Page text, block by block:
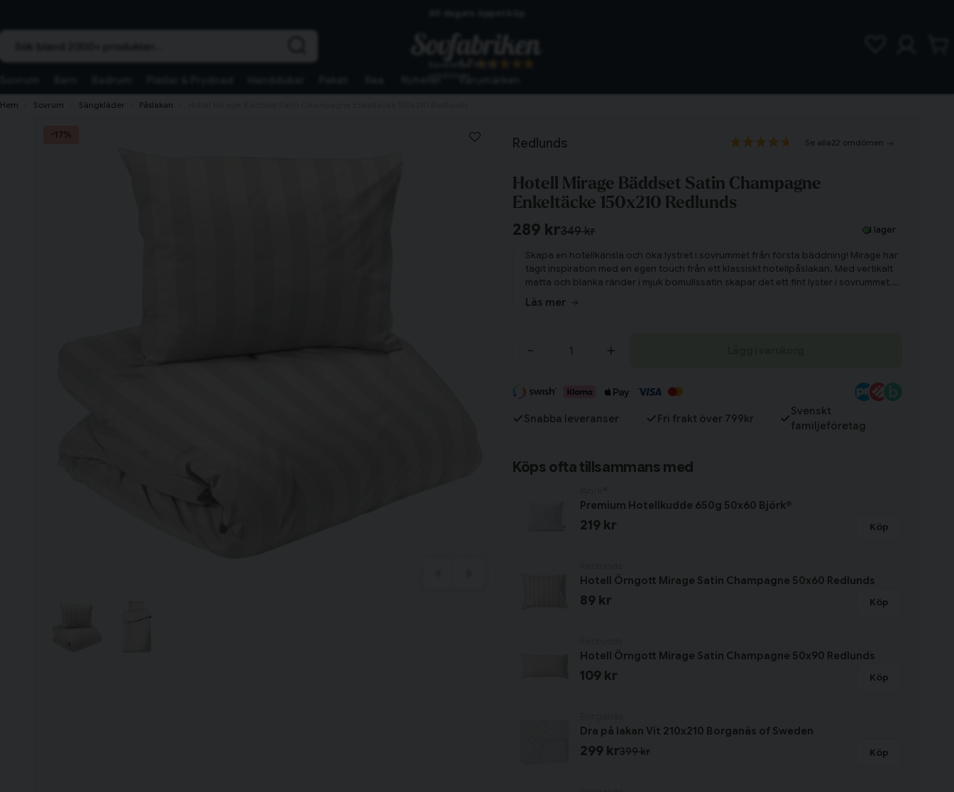
Hem Sovrum Sängkläder Påslakan
-17%
Redlunds 22 omdömen
Hotell Mirage Bäddset Satin Champagne
Enkeltäcke 150x210 Redlunds
349 kr
289 kr I lager
Skapa en hotellkänsla och öka lystret i sovrummet från första bäddning! Mirage har
tagit inspiration med en egen touch från ett klassiskt hotellpåslakan. Med vertikalt
matta och blanka ränder i mjuk bomullssatin skapar det ett fint lyster i sovrummet.
Precis det som behövs för att få till den rätta touchen av lyx!
Läs mer
- +
Snabba leveranser Fri frakt över 799kr
Svenskt
familjeföretag
Köps ofta tillsammans med
Premium Hotellkudde 650g 50x60 Björk®
219 kr Köp
Hotell Örngott Mirage Satin Champagne 50x60 Redlunds
89 kr Köp
Hotell Örngott Mirage Satin Champagne 50x90 Redlunds
109 kr Köp
Dra på lakan Vit 210x210 Borganäs of Sweden
399 kr
299 kr Köp
Fortsätt handla